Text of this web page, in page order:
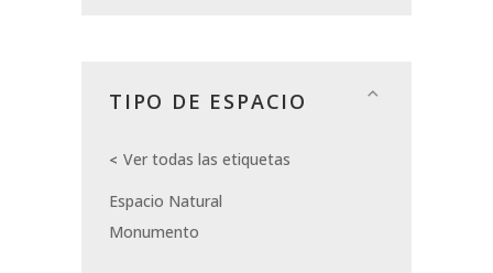
TIPO DE ESPACIO
Ver todas las etiquetas
Espacio Natural
Monumento